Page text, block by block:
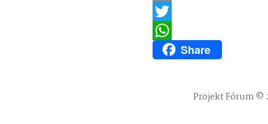
Email
Twitter
WhatsAppShare
Projekt Fórum ©